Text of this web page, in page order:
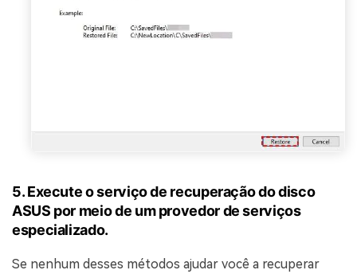
5. Execute o serviço de recuperação do disco
ASUS por meio de um provedor de serviços
especializado.
Se nenhum desses métodos ajudar você a recuperar